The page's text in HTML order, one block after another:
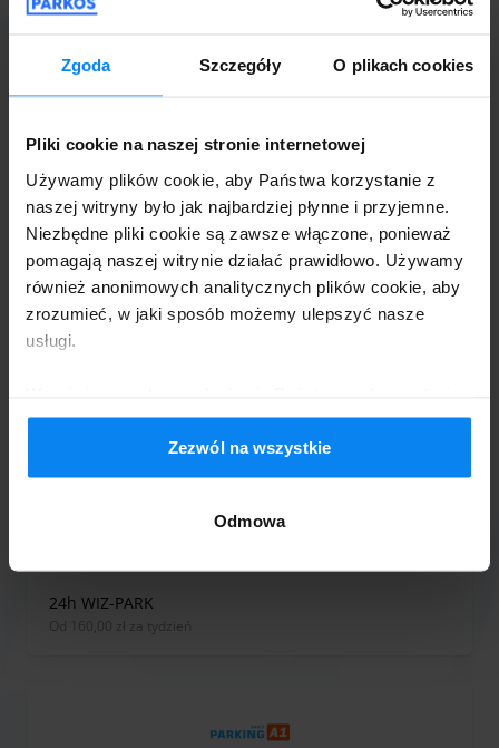
Zgoda Szczegóły O plikach cookies
Pliki cookie na naszej stronie internetowej
Używamy plików cookie, aby Państwa korzystanie z
naszej witryny było jak najbardziej płynne i przyjemne.
Niezbędne pliki cookie są zawsze włączone, ponieważ
pomagają naszej witrynie działać prawidłowo. Używamy
również anonimowych analitycznych plików cookie, aby
zrozumieć, w jaki sposób możemy ulepszyć nasze
usługi.
z plików cookie zgodnie z zasadami obowiązującymi w
Państwa kraju, ale w każdej chwili mogą Państwo
zmienić ustawienia. Aby uzyskać szczegółowe
Zezwól na wszystkie
Odmowa
pasażerów udostępnia fotelik. Posiada bazę warsztatową
miejsca parkingowego, a lotnisko znajduje się w odległości
około 2 minut. Aby zapewnić najwyższą jakość usług i
bezpieczeństwo naszych najmłodszych pasażerów,
udostępniamy foteliki samochodowe. Dzięki doskonałej
lokalizacji dojazd do terminalu lotniska Katowice-Pyrzowice
zajmuje 2 minuty.
Dane kontaktowe
parking.a1rondo.pyrzowice@gmail.co
m
+48 600 081 343
Numer NIP/VAT: PL6252489883
Dostawcy parkingowi przy Ożarowice
24h WIZ-PARK
od 160,00 zł za tydzień